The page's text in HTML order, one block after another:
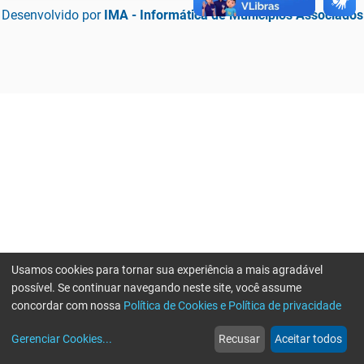
Desenvolvido por IMA - Informática de Municípios Associados
web
Notícias
more_horiz
Mais
Usamos cookies para tornar sua experiência a mais agradável
possível. Se continuar navegando neste site, você assume
concordar com nossa Política de Cookies e Política de privacidade
Gerenciar Cookies... Recusar Aceitar todos
Erro ao enviar informações, por favor tente novamente